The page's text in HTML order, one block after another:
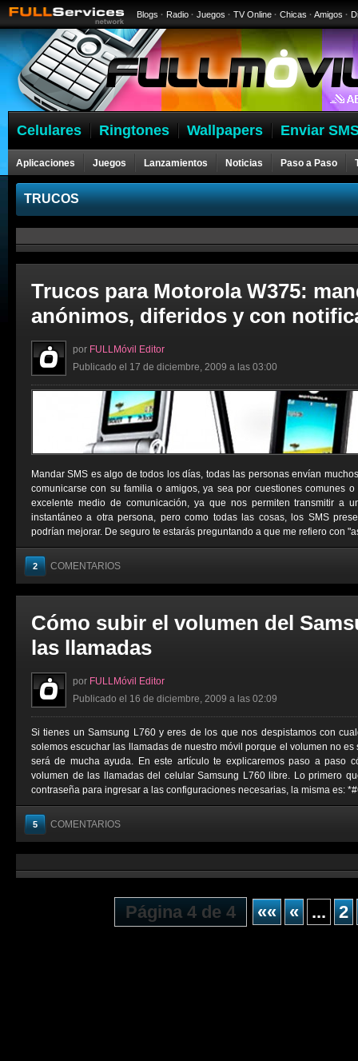
Blogs · Radio · Juegos · TV Online · Chicas · Amigos ·
Celulares Ringtones Wallpapers Enviar
Aplicaciones Juegos Lanzamientos Noticias Paso a Paso
TRUCOS
Trucos para Motorola W375:
anónimos, diferidos y con
por FULLMóvil Editor
Publicado el 17 de diciembre, 2009 a las 03:00
Mandar SMS es algo de todos los días, todas las personas envían
comunicarse con su familia o amigos, ya sea por cuestiones comunes
excelente medio de comunicación, ya que nos permiten transmitir a
instantáneo a otra persona, pero como todas las cosas, los SMS
podrían mejorar. De seguro te estarás preguntando a que me refiero con
2 COMENTARIOS
Cómo subir el volumen del
las llamadas
por FULLMóvil Editor
Publicado el 16 de diciembre, 2009 a las 02:09
Si tienes un Samsung L760 y eres de los que nos despistamos con
solemos escuchar las llamadas de nuestro móvil porque el volumen no
será de mucha ayuda. En este artículo te explicaremos paso a paso
volumen de las llamadas del celular Samsung L760 libre. Lo primero
contraseña para ingresar a las configuraciones necesarias, la misma es:
5 COMENTARIOS
Página 4 de 4 «« « ... 2